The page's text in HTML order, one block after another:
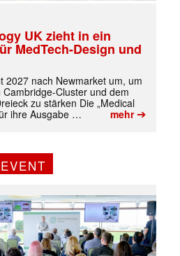
UK zieht in ein
MedTech-Design und
2027 nach Newmarket um, um
Cluster und dem
zu stärken Die „Medical
ihre Ausgabe …
mehr➔
EVENT